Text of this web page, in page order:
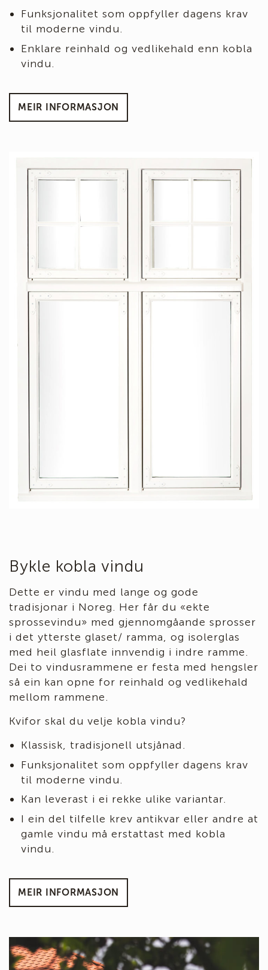
Funksjonalitet som oppfyller dagens krav
til moderne vindu.
Enklare reinhald og vedlikehald enn kobla
vindu.
MEIR INFORMASJON
Bykle kobla vindu
Dette er vindu med lange og gode
tradisjonar i Noreg. Her får du «ekte
sprossevindu» med gjennomgåande sprosser
i det ytterste glaset/ ramma, og isolerglas
med heil glasflate innvendig i indre ramme.
Dei to vindusrammene er festa med hengsler
så ein kan opne for reinhald og vedlikehald
mellom rammene.
Kvifor skal du velje kobla vindu?
Klassisk, tradisjonell utsjånad.
Funksjonalitet som oppfyller dagens krav
til moderne vindu.
Kan leverast i ei rekke ulike variantar.
I ein del tilfelle krev antikvar eller andre at
gamle vindu må erstattast med kobla
vindu.
MEIR INFORMASJON